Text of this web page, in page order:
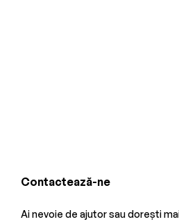
Contactează-ne
Ai nevoie de ajutor sau dorești